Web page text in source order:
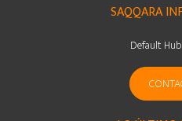
SAQQARA
Default